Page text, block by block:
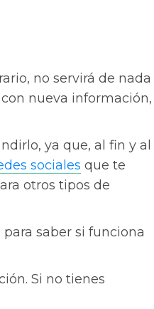
no servirá de nada
nueva información,
ya que, al fin y al
sociales que te
otros tipos de
saber si funciona
Si no tienes